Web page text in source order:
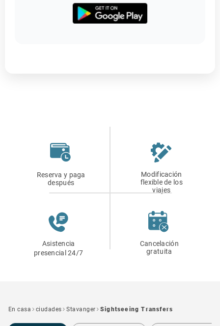
Reserva y paga
después
Modificación
flexible de los
viajes
Cancelación
gratuita
Asistencia
presencial 24/7
En casa ciudades Stavanger Sightseeing Transfers